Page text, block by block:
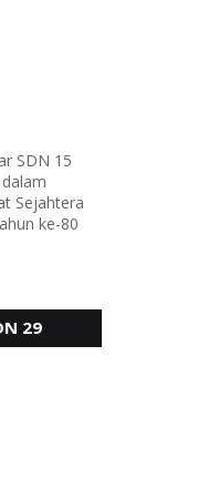
SDN 15
Sejahtera
ke-80
29